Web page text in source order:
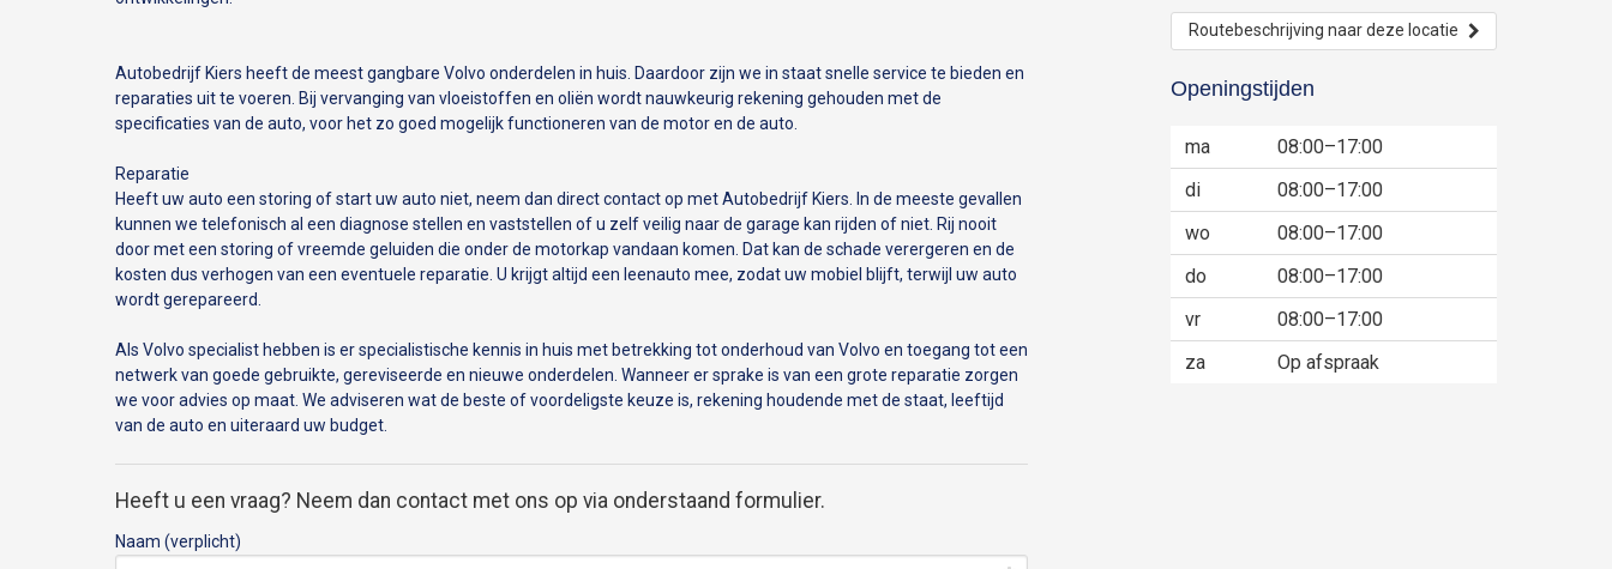
Autobedrijf Kiers heeft de meest gangbare Volvo onderdelen in huis. Daardoor zijn we in staat snelle service te bieden en
reparaties uit te voeren. Bij vervanging van vloeistoffen en oliën wordt nauwkeurig rekening gehouden met de
specificaties van de auto, voor het zo goed mogelijk functioneren van de motor en de auto.
Reparatie
Heeft uw auto een storing of start uw auto niet, neem dan direct contact op met Autobedrijf Kiers. In de meeste gevallen
kunnen we telefonisch al een diagnose stellen en vaststellen of u zelf veilig naar de garage kan rijden of niet. Rij nooit
door met een storing of vreemde geluiden die onder de motorkap vandaan komen. Dat kan de schade verergeren en de
kosten dus verhogen van een eventuele reparatie. U krijgt altijd een leenauto mee, zodat uw mobiel blijft, terwijl uw auto
wordt gerepareerd.
Als Volvo specialist hebben is er specialistische kennis in huis met betrekking tot onderhoud van Volvo en toegang tot een
netwerk van goede gebruikte, gereviseerde en nieuwe onderdelen. Wanneer er sprake is van een grote reparatie zorgen
we voor advies op maat. We adviseren wat de beste of voordeligste keuze is, rekening houdende met de staat, leeftijd
van de auto en uiteraard uw budget.
Heeft u een vraag? Neem dan contact met ons op via onderstaand formulier.
Naam (verplicht)
Routebeschrijving naar deze locatie
Openingstijden
ma
08:00–17:00
di
08:00–17:00
wo
08:00–17:00
do
08:00–17:00
vr
08:00–17:00
za
Op afspraak